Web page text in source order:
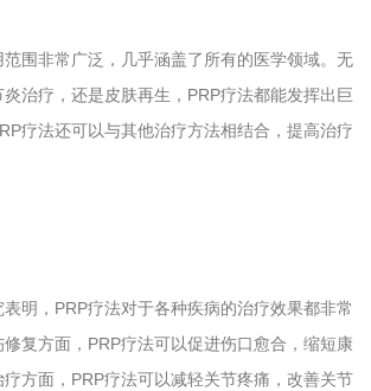
非常广泛，几乎涵盖了所有的医学领域。无
治疗，还是皮肤再生，PRP疗法都能发挥出巨
疗法还可以与其他治疗方法相结合，提高治疗
，PRP疗法对于各种疾病的治疗效果都非常
复方面，PRP疗法可以促进伤口愈合，缩短康
方面，PRP疗法可以减轻关节疼痛，改善关节